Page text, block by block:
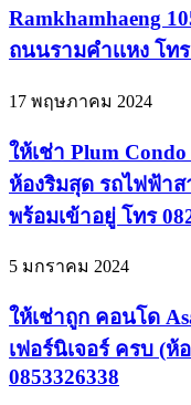
Ramkhamhaeng
ถนนรามคำเเหง โท
17 พฤษภาคม 2024
ให้เช่า Plum
ห้องริมสุด รถไฟฟ้าส
พร้อมเข้าอยู่ โทร
5 มกราคม 2024
ให้เช่าถูก คอนโด
เฟอร์นิเจอร์ ครบ (ห้
0853326338